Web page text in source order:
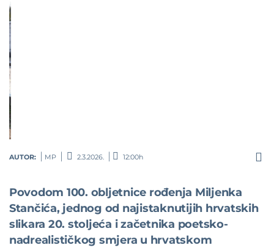
AUTOR: MP 2.3.2026. 12:00h
Povodom 100. obljetnice rođenja Miljenka
Stančića, jednog od najistaknutijih hrvatskih
slikara 20. stoljeća i začetnika poetsko-
nadrealističkog smjera u hrvatskom